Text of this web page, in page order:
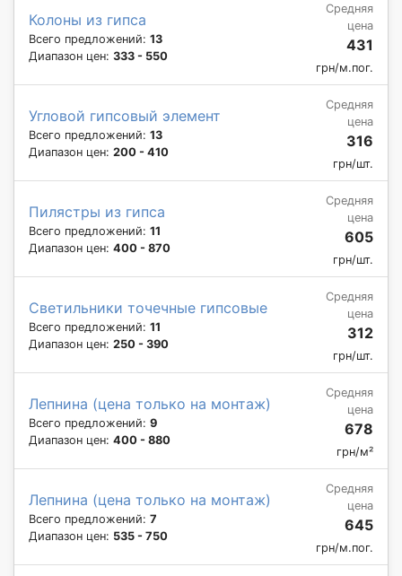
Колоны из гипса
Всего предложений: 13
Диапазон цен: 333 - 550
Средняя
цена
431
грн/м.пог.
Угловой гипсовый элемент
Всего предложений: 13
Диапазон цен: 200 - 410
Средняя
цена
316
грн/шт.
Пилястры из гипса
Всего предложений: 11
Диапазон цен: 400 - 870
Средняя
цена
605
грн/шт.
Светильники точечные гипсовые
Всего предложений: 11
Диапазон цен: 250 - 390
Средняя
цена
312
грн/шт.
Лепнина (цена только на монтаж)
Всего предложений: 9
Диапазон цен: 400 - 880
Средняя
цена
678
грн/м²
Лепнина (цена только на монтаж)
Всего предложений: 7
Диапазон цен: 535 - 750
Средняя
цена
645
грн/м.пог.